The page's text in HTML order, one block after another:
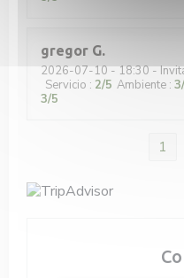
gregor G
2026-07-10- 18:30 -
Servicio : 2/5 Ambiente : 3
3/5
1